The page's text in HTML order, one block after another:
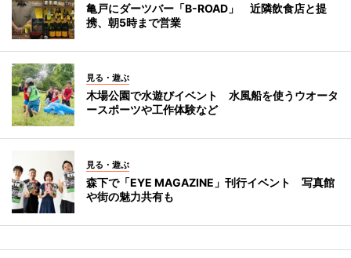
亀戸にダーツバー「B-ROAD」 近隣飲食店と提
携、朝5時まで営業
見る・遊ぶ
木場公園で水遊びイベント 水風船を使うウオータ
ースポーツや工作体験など
見る・遊ぶ
森下で「EYE MAGAZINE」刊行イベント 写真館
や街の魅力共有も